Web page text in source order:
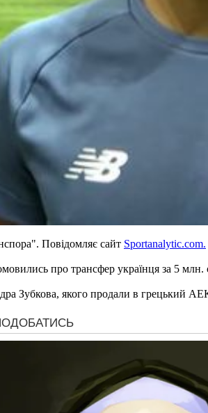
Повідомляє сайт Sportanalytic.com.
про трансфер українця за 5 млн.
Зубкова, якого продали в грецький